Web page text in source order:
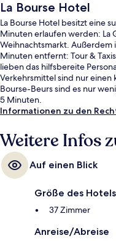
La Bourse Hotel
La Bourse Hotel besitzt eine
Minuten erlaufen werden: La
Weihnachtsmarkt. Außerdem
Minuten entfernt: Tour &
lieben das hilfsbereite
Verkehrsmittel sind nur einen
Bourse-Beurs sind es nur
5 Minuten.
Informationen zu den
Weitere Infos
Auf einen Blick
Größe des Hotels
37 Zimmer
Anreise/Abreise